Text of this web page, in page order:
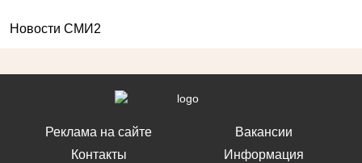
Новости СМИ2
Реклама на сайте
Контакты
Вакансии
Информация